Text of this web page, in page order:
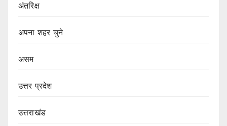
अंतरिक्ष
अपना शहर चुने
असम
उत्तर प्रदेश
उत्तराखंड